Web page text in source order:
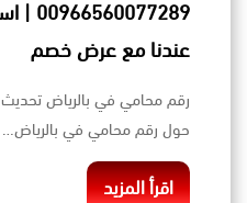
عندنا مع عرض خصم
حول رقم محامي في بالرياض…
اقرأ المزيد